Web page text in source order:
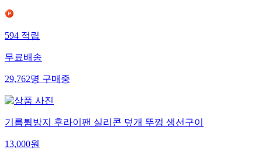
594 적립
무료배송
29,762명 구매중
기름튐방지 후라이팬 실리콘 덮개 뚜껑 생선구이
13,000원